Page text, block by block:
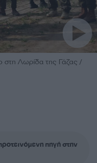
στη Λωρίδα της Γάζας /
πηγή στην